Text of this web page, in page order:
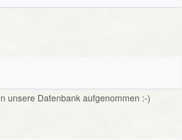
unsere Datenbank aufgenommen :-)